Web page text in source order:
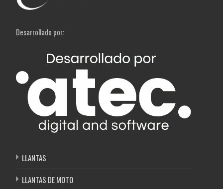
Desarrollado por:
LLANTAS
LLANTAS DE MOTO